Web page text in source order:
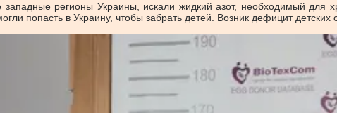
регионы Украины, искали жидкий азот, необходимый для
попасть в Украину, чтобы забрать детей. Возник дефицит детских